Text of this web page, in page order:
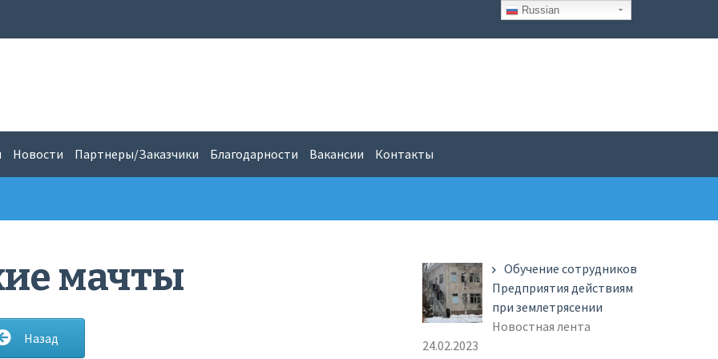
Новости Партнеры/Заказчики Благодарности Вакансии Контакты
мачты
Назад
Обучение сотрудников
Предприятия действиям
при землетрясении
Новостная лента
24.02.2023
Russian